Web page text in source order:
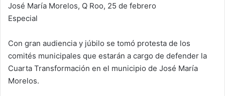
José María Morelos, Q Roo, 25 de febrero
Especial
Con gran audiencia y júbilo se tomó protesta de los
comités municipales que estarán a cargo de defender la
Cuarta Transformación en el municipio de José María
Morelos.